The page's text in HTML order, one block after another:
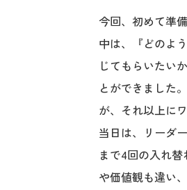
今回、初めて準
中は、『どのよ
じてもらいたい
とができました
が、それ以上に
当日は、リーダ
まで4回の入れ
や価値観も違い